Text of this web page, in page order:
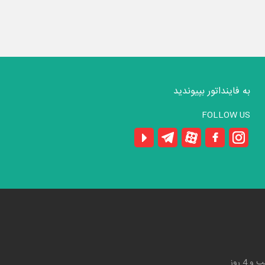
به فاینداتور بپیوندید
FOLLOW US